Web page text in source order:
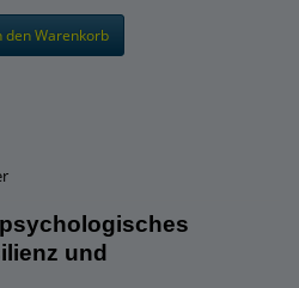
den Warenkorb
und